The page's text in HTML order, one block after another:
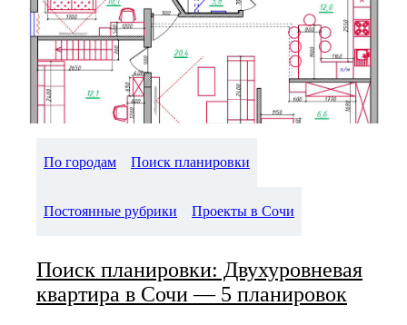
По городам Поиск планировки
Постоянные рубрики Проекты в Сочи
Поиск планировки: Двухуровневая
квартира в Сочи — 5 планировок